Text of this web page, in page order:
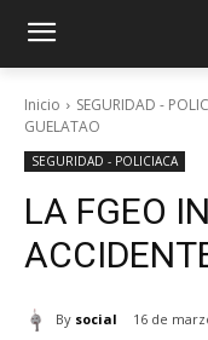
Inicio SEGURIDAD -
GUELATAO
SEGURIDAD - POLICIACA
LA FGEO
By social 16 de